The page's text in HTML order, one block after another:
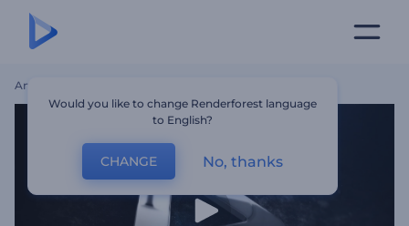
Ana Sayfa
Would you like to change Renderforest language
to English?
CHANGE No, thanks